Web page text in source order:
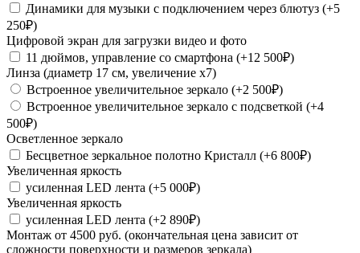
Динамики для музыки с подключением через блютуз (+5
250₽)
Цифровой экран для загрузки видео и фото
11 дюймов, управление со смартфона (+12 500₽)
Линза (диаметр 17 см, увеличение х7)
Встроенное увеличительное зеркало (+2 500₽)
Встроенное увеличительное зеркало с подсветкой (+4
500₽)
Осветленное зеркало
Бесцветное зеркальное полотно Кристалл (+6 800₽)
Увеличенная яркость
усиленная LED лента (+5 000₽)
Увеличенная яркость
усиленная LED лента (+2 890₽)
Монтаж от 4500 руб. (окончательная цена зависит от
сложности поверхности и размеров зеркала)